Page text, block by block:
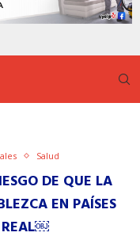
Salud
DE QUE LA
EN PAÍSES
REAL￼